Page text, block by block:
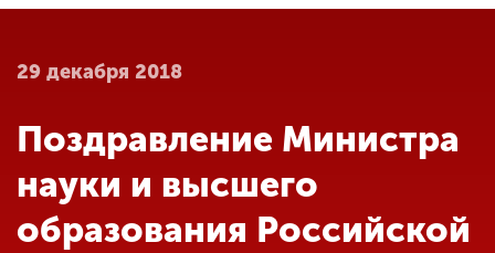
Главная
Абитуриенту
29 декабря 2018
Поздравление Министра
науки и высшего
образования Российской